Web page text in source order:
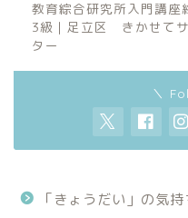
教育綜合研究所入門講座
3級｜足立区 きかせて
ター
＼
「きょうだい」の気持